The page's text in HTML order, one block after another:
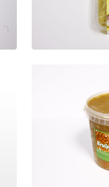
Stamppot
en rookworst
De echte
bonensoep
genot. Vol